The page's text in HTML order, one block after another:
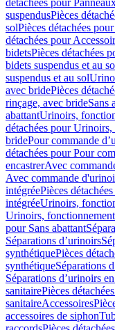
détachées pour
suspendusPièces
solPièces détachées
détachées pour
bidetsPièces détachées
bidets suspendus et au
suspendus et au sol
avec bridePièces
rinçage, avec brideSans
abattantUrinoirs,
détachées pour
bridePour commande
détachées pour Pour
encastrerAvec
Avec commande
intégréePièces
intégréeUrinoirs,
Urinoirs, fonctionnement
pour Sans abattant
Séparations d’urinoirs
synthétiquePièces
synthétiqueSéparations
Séparations d’urinoirs
sanitairePièces
sanitaireAccessoires
accessoires de siphon